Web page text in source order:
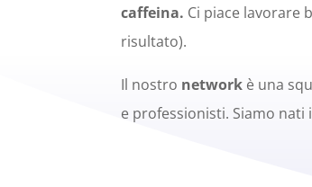
caffeina. Ci piace lavorare
risultato).
Il nostro network è una
e professionisti. Siamo nati